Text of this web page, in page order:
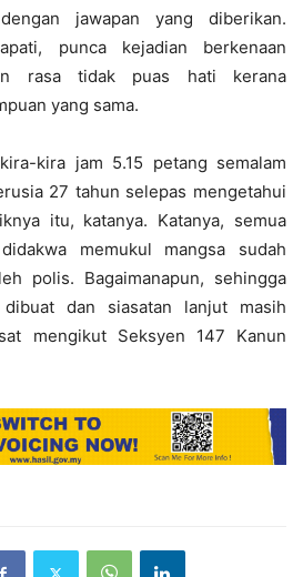
jawapan yang diberikan.
punca kejadian berkenaan
rasa tidak puas hati kerana
yang sama.
kira jam 5.15 petang semalam
27 tahun selepas mengetahui
itu, katanya. Katanya, semua
memukul mangsa sudah
polis. Bagaimanapun, sehingga
dan siasatan lanjut masih
mengikut Seksyen 147 Kanun